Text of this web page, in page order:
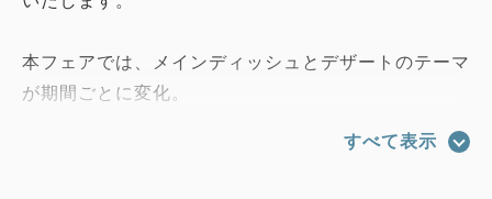
本フェアでは、メインディッシュとデザートのテーマ
が期間ごとに変化。
ーマに、それぞれの世界観を表現したメニューをご提
すべて表示